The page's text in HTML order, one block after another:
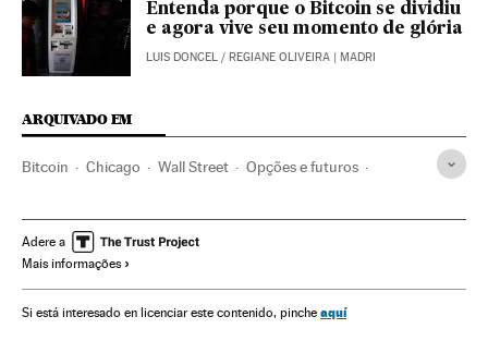
Entenda porque o Bitcoin se dividiu
e agora vive seu momento de glória
LUIS DONCEL / REGIANE OLIVEIRA | MADRI
ARQUIVADO EM
Bitcoin Chicago Wall Street Opções e futuros
Comércio eletrônico Dinheiro
Bolsa valores
Mercados financeiros Comércio América Finanças
Adere a
Mais informações
Si está interesado en licenciar este contenido, pinche aquí